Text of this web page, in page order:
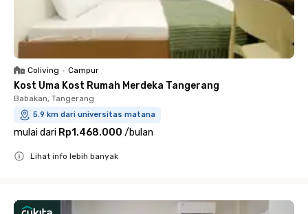
Coliving • Campur
Kost Uma Kost Rumah Merdeka Tangerang
Babakan, Tangerang
5.9 km dari universitas matana
mulai dari Rp1.468.000 /bulan
Lihat info lebih banyak